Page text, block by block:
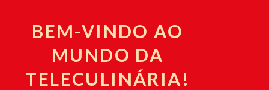
BEM-VINDO AO
MUNDO DA
TELECULINÁRIA!